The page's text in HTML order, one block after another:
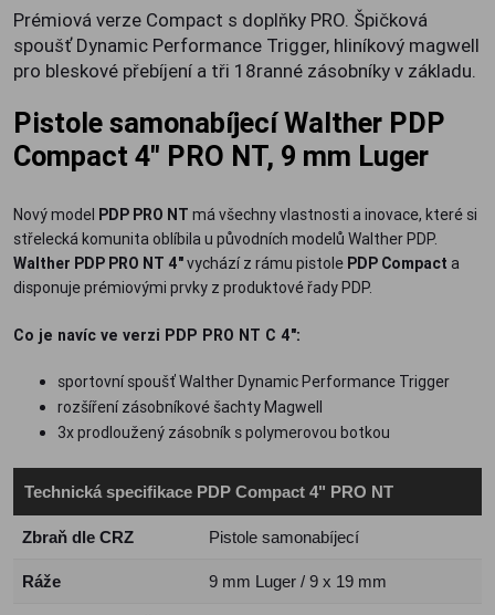
Prémiová verze Compact s doplňky PRO. Špičková
spoušť Dynamic Performance Trigger, hliníkový magwell
pro bleskové přebíjení a tři 18ranné zásobníky v základu.
Pistole samonabíjecí Walther PDP
Compact 4" PRO NT, 9 mm Luger
Nový model PDP PRO NT má všechny vlastnosti a inovace, které si
střelecká komunita oblíbila u původních modelů Walther PDP.
Walther PDP PRO NT 4"vychází z rámu pistole PDP Compact a
disponuje prémiovými prvky z produktové řady PDP.
Co je navíc ve verzi PDP PRO NT C 4":
sportovní spoušť Walther Dynamic Performance Trigger
rozšíření zásobníkové šachty Magwell
3x prodloužený zásobník s polymerovou botkou
Technická specifikace PDP Compact 4" PRO NT
Zbraň dle CRZ Pistole samonabíjecí
Ráže 9 mm Luger / 9 x 19 mm